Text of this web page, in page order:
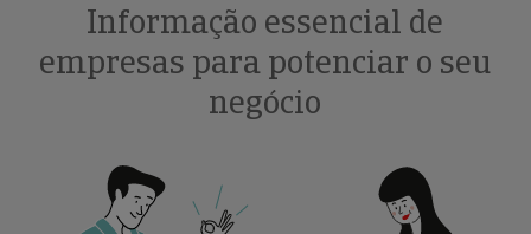
Informação essencial de
empresas para potenciar o seu
negócio